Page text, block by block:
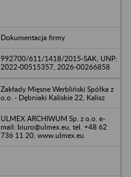
Dokumentacja firmy
992700/611/1418/2015-SAK; UNP:
2022-00515357, 2026-00266858
Zakłady Mięsne Werbliński Spółka z
o.o. - Dębniaki Kaliskie 22, Kalisz
ULMEX ARCHIWUM Sp. z o.o. e-
mail: biuro@ulmex.eu, tel. +48 62
736 11 20, www.ulmex.eu